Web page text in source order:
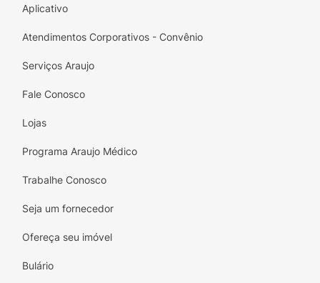
Aplicativo
Atendimentos Corporativos - Convênio
Serviços Araujo
Fale Conosco
Lojas
Programa Araujo Médico
Trabalhe Conosco
Seja um fornecedor
Ofereça seu imóvel
Bulário